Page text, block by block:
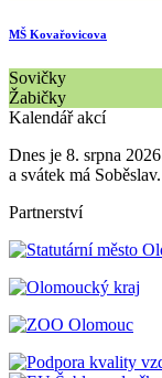
MŠ Kovařovicova
Sovičky
Žabičky
Kalendář akcí
Dnes je 8. srpna 2026
a svátek má Soběslav.
Partnerství